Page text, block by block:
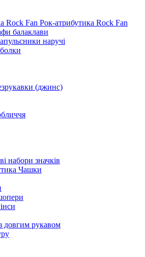
Рок-атрибутика Rock Fan
балаклави
наручі
(джинс)
набори значків
Чашки
довгим рукавом